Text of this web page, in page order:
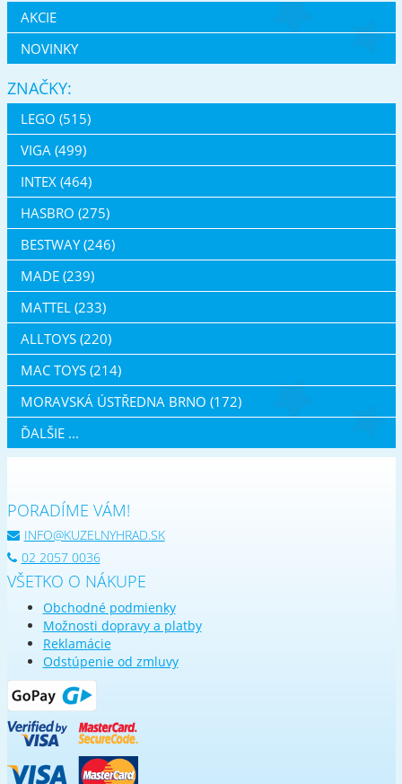
AKCIE
NOVINKY
ZNAČKY:
LEGO (515)
VIGA (499)
INTEX (464)
HASBRO (275)
BESTWAY (246)
MADE (239)
MATTEL (233)
ALLTOYS (220)
MAC TOYS (214)
MORAVSKÁ ÚSTŘEDNA BRNO (172)
ĎALŠIE ...
PORADÍME VÁM!
INFO@KUZELNYHRAD.SK
02 2057 0036
VŠETKO O NÁKUPE
Obchodné podmienky
Možnosti dopravy a platby
Reklamácie
Odstúpenie od zmluvy